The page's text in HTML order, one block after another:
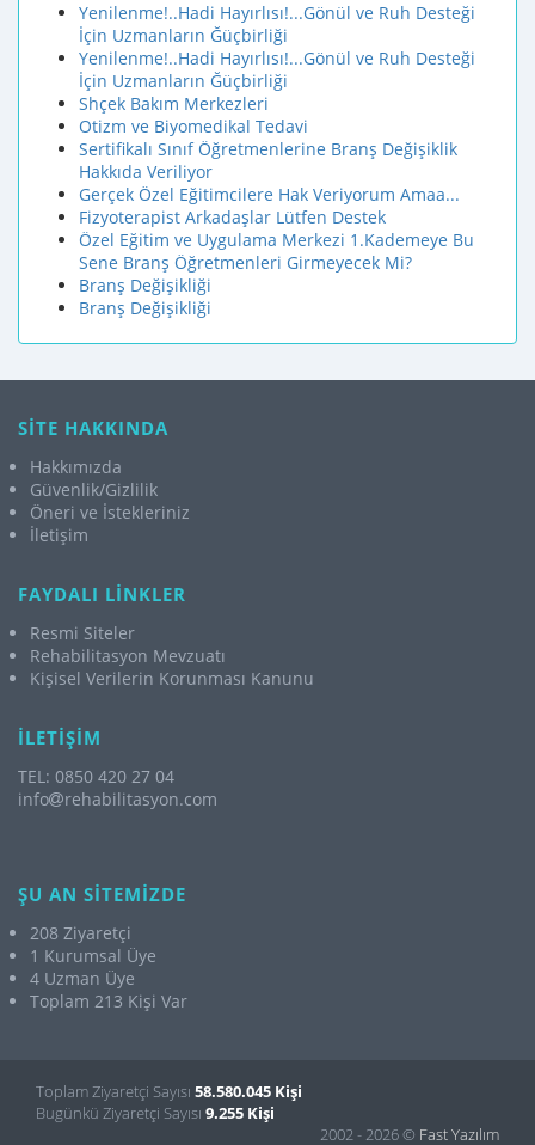
Yenilenme!..Hadi Hayırlısı!...Gönül ve Ruh Desteği
İçin Uzmanların Ğüçbirliği
Yenilenme!..Hadi Hayırlısı!...Gönül ve Ruh Desteği
İçin Uzmanların Ğüçbirliği
Shçek Bakım Merkezleri
Otizm ve Biyomedikal Tedavi
Sertifikalı Sınıf Öğretmenlerine Branş Değişiklik
Hakkıda Veriliyor
Gerçek Özel Eğitimcilere Hak Veriyorum Amaa...
Fizyoterapist Arkadaşlar Lütfen Destek
Özel Eğitim ve Uygulama Merkezi 1.Kademeye Bu
Sene Branş Öğretmenleri Girmeyecek Mi?
Branş Değişikliği
Branş Değişikliği
SİTE HAKKINDA
Hakkımızda
Güvenlik/Gizlilik
Öneri ve İstekleriniz
İletişim
FAYDALI LİNKLER
Resmi Siteler
Rehabilitasyon Mevzuatı
Kişisel Verilerin Korunması Kanunu
İLETİŞİM
TEL: 0850 420 27 04
info
rehabilitasyon.com
ŞU AN SİTEMİZDE
208 Ziyaretçi
1 Kurumsal Üye
4 Uzman Üye
Toplam 213 Kişi Var
Toplam Ziyaretçi Sayısı 58.580.045 Kişi
Bugünkü Ziyaretçi Sayısı 9.255 Kişi
2002 - 2026 © Fast Yazılım